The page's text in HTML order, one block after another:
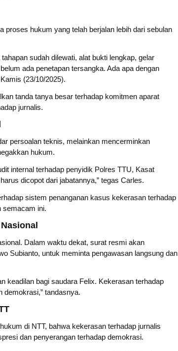
hukum yang telah berjalan lebih dari sebulan
sudah dilewati, alat bukti lengkap, gelar
ada penetapan tersangka. Ada apa dengan
(23/10/2025).
tanda tanya besar terhadap komitmen aparat
jurnalis.
persoalan teknis, melainkan mencerminkan
hukum.
internal terhadap penyidik Polres TTU, Kasat
dicopot dari jabatannya,” tegas Carles.
sistem penanganan kasus kekerasan terhadap
semacam ini.
Dalam waktu dekat, surat resmi akan
Subianto, untuk meminta pengawasan langsung dan
keadilan bagi saudara Felix. Kekerasan terhadap
demokrasi,” tandasnya.
di NTT, bahwa kekerasan terhadap jurnalis
dan penyerangan terhadap demokrasi.